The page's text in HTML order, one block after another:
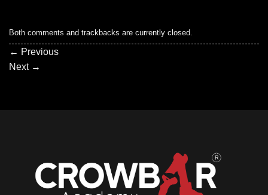
Both comments and trackbacks are currently closed.
← Previous
Next →